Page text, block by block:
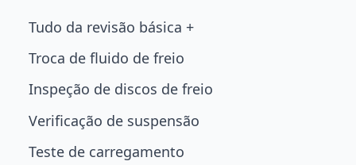
Tudo da revisão básica +
Troca de fluido de freio
Inspeção de discos de freio
Verificação de suspensão
Teste de carregamento